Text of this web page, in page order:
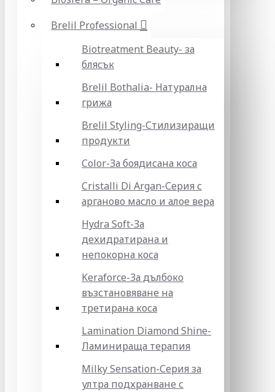
Brelil Professional
Biotreatment Beauty- за
блясък
Brelil Bothalia- Натурална
грижа
Brelil Styling-Стилизиращи
продукти
Color-За боядисана коса
Cristalli Di Argan-Серия с
арганово масло и алое вера
Hydra Soft-За
дехидратирана и
непокорна коса
Keraforce-За дълбоко
възстановяване на
третирана коса
Lamination Diamond Shine-
Ламинираща терапия
Milky Sensation-Серия за
ултра подхранване с